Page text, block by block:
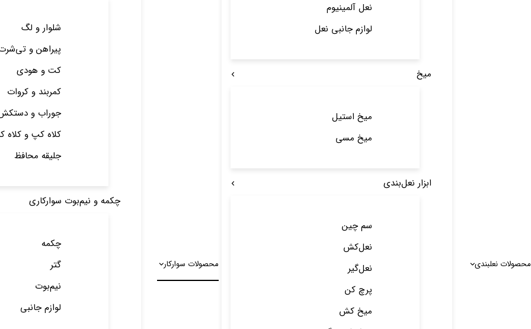
محصولات نعلبندی
نعل آلمینیوم
لوازم جانبی نعل
میخ
میخ استیل
میخ مسی
ابزار نعل‌بندی
سم چین
نعل‌کش
نعل‌گیر
پرچ کن
میخ کش
محصولات سوارکار
شلوار و لگ
پیراهن و
کت و هودی
کمربند و کروات
جوراب و
کلاه کپ و کلاه
جلیقه محافظ
چکمه و نیم‌بوت سوارکاری
چکمه
گتر
نیم‌بوت
لوازم جانبی